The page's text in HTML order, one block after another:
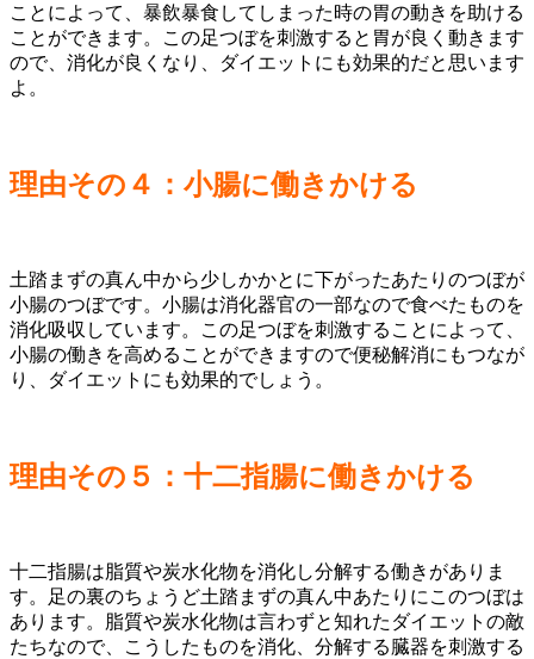
ことによって、暴飲暴食してしまった時の胃の動きを助ける
ことができます。この足つぼを刺激すると胃が良く動きます
ので、消化が良くなり、ダイエットにも効果的だと思います
よ。
理由その４：小腸に働きかける
土踏まずの真ん中から少しかかとに下がったあたりのつぼが
小腸のつぼです。小腸は消化器官の一部なので食べたものを
消化吸収しています。この足つぼを刺激することによって、
小腸の働きを高めることができますので便秘解消にもつなが
り、ダイエットにも効果的でしょう。
理由その５：十二指腸に働きかける
十二指腸は脂質や炭水化物を消化し分解する働きがありま
す。足の裏のちょうど土踏まずの真ん中あたりにこのつぼは
あります。脂質や炭水化物は言わずと知れたダイエットの敵
たちなので、こうしたものを消化、分解する臓器を刺激する